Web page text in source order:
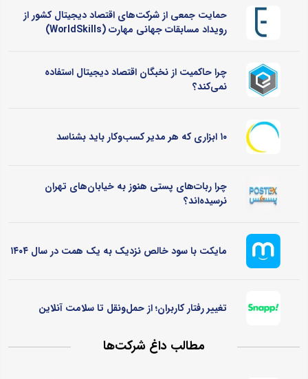
حمایت جمعی از شرکت‌های اقتصاد دیجیتال کشور از
رویداد مسابقات جهانی مهارت (WorldSkills)
چرا حاکمیت از نخبگان اقتصاد دیجیتال استفاده
نمی‌کند؟
۱۰ ابزاری که هر مدیر کسب‌وکار باید بشناسد
چرا ربات‌های پستی هنوز به خیابان‌های تهران
نرسیده‌اند؟
مایکت با سود خالص نزدیک به یک همت در سال ۱۴۰۴
تغییر رفتار کاربران؛ از حمل‌ونقل تا سلامت آنلاین
مطالب داغ شرکت‌ها